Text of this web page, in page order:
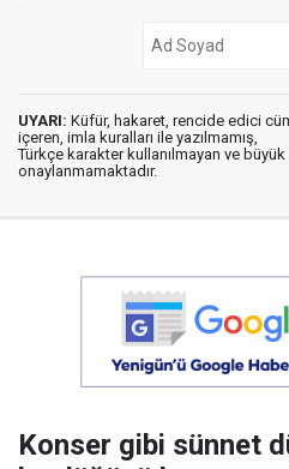
UYARI: Küfür, hakaret, rencide edici
içeren, imla kuralları ile yazılmamış,
Türkçe karakter kullanılmayan ve
onaylanmamaktadır.
Konser gibi sünnet